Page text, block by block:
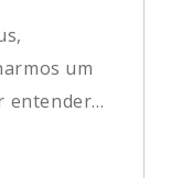
um
entender...